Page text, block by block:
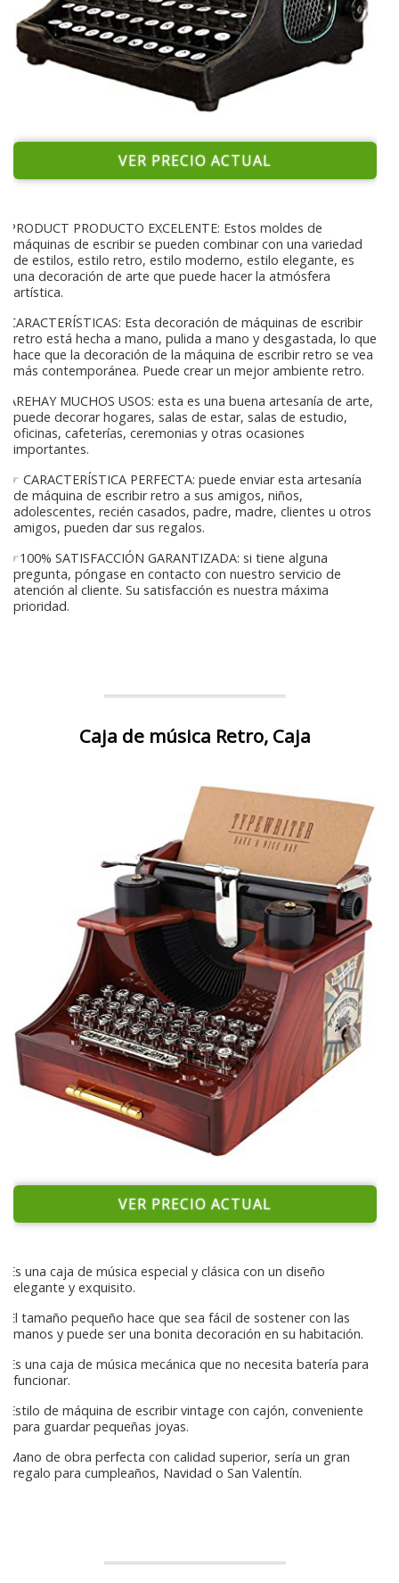
VER PRECIO ACTUAL
PRODUCT PRODUCTO EXCELENTE: Estos moldes de
máquinas de escribir se pueden combinar con una variedad
de estilos, estilo retro, estilo moderno, estilo elegante, es
una decoración de arte que puede hacer la atmósfera
artística.
CARACTERÍSTICAS: Esta decoración de máquinas de escribir
retro está hecha a mano, pulida a mano y desgastada, lo que
hace que la decoración de la máquina de escribir retro se vea
más contemporánea. Puede crear un mejor ambiente retro.
AREHAY MUCHOS USOS: esta es una buena artesanía de arte,
puede decorar hogares, salas de estar, salas de estudio,
oficinas, cafeterías, ceremonias y otras ocasiones
importantes.
☞ CARACTERÍSTICA PERFECTA: puede enviar esta artesanía
de máquina de escribir retro a sus amigos, niños,
adolescentes, recién casados, padre, madre, clientes u otros
amigos, pueden dar sus regalos.
☞100% SATISFACCIÓN GARANTIZADA: si tiene alguna
pregunta, póngase en contacto con nuestro servicio de
atención al cliente. Su satisfacción es nuestra máxima
prioridad.
Caja de música Retro, Caja
VER PRECIO ACTUAL
Es una caja de música especial y clásica con un diseño
elegante y exquisito.
El tamaño pequeño hace que sea fácil de sostener con las
manos y puede ser una bonita decoración en su habitación.
Es una caja de música mecánica que no necesita batería para
funcionar.
Estilo de máquina de escribir vintage con cajón, conveniente
para guardar pequeñas joyas.
Mano de obra perfecta con calidad superior, sería un gran
regalo para cumpleaños, Navidad o San Valentín.